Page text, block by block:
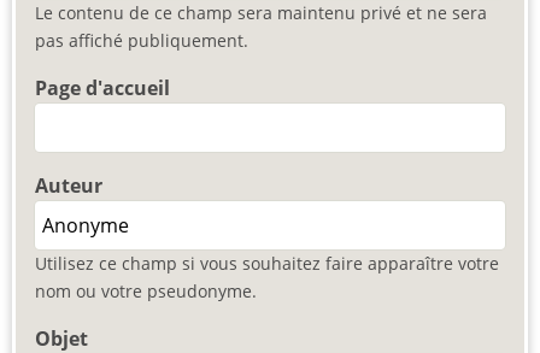
Le contenu de ce champ sera maintenu privé et ne sera
pas affiché publiquement.
Page d'accueil
Auteur
Utilisez ce champ si vous souhaitez faire apparaître votre
nom ou votre pseudonyme.
Objet